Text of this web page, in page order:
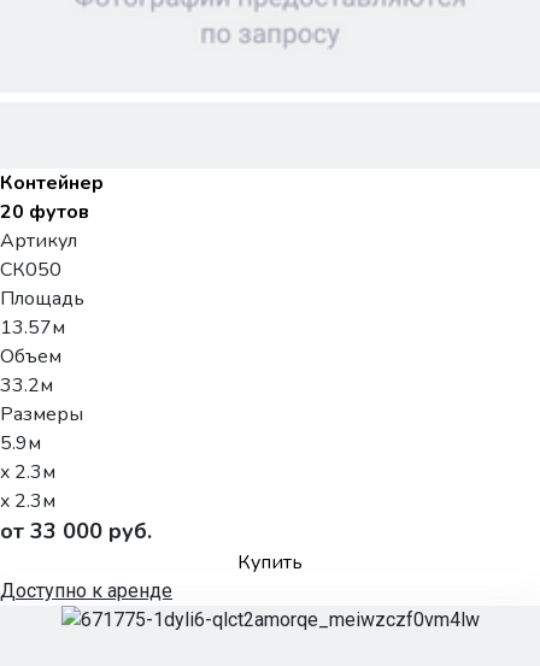
Контейнер
20 футов
Артикул
СК050
Площадь
13.57м
Объем
33.2м
Размеры
5.9м
x 2.3м
x 2.3м
от 33 000 руб.
Купить
Доступно к аренде